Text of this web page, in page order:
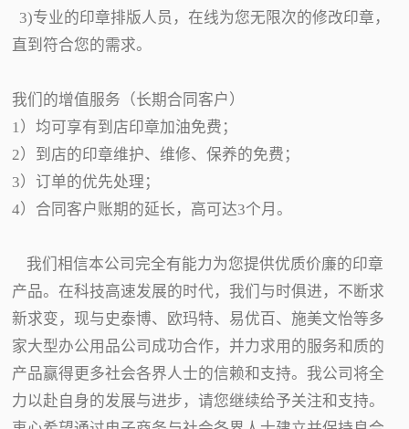
3)专业的印章排版人员，在线为您无限次的修改印章，
直到符合您的需求。
我们的增值服务（长期合同客户）
1）均可享有到店印章加油免费；
2）到店的印章维护、维修、保养的免费；
3）订单的优先处理；
4）合同客户账期的延长，高可达3个月。
我们相信本公司完全有能力为您提供优质价廉的印章
产品。在科技高速发展的时代，我们与时俱进，不断求
新求变，现与史泰博、欧玛特、易优百、施美文怡等多
家大型办公用品公司成功合作，并力求用的服务和质的
产品赢得更多社会各界人士的信赖和支持。我公司将全
力以赴自身的发展与进步，请您继续给予关注和支持。